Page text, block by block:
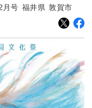
月号 福井県 敦賀市